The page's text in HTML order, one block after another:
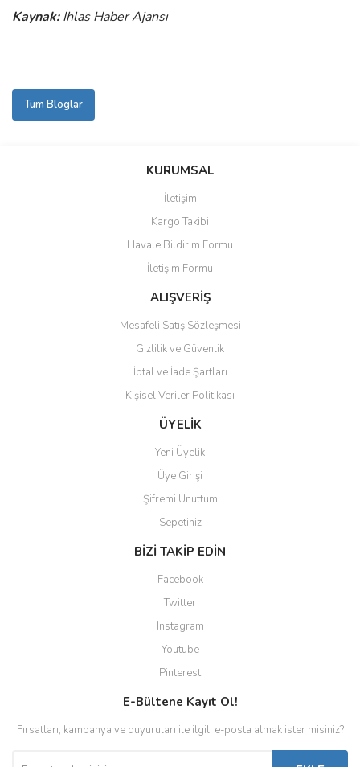
Kaynak:İhlas Haber Ajansı
Tüm Bloglar
KURUMSAL
İletişim
Kargo Takibi
Havale Bildirim Formu
İletişim Formu
ALIŞVERİŞ
Mesafeli Satış Sözleşmesi
Gizlilik ve Güvenlik
İptal ve İade Şartları
Kişisel Veriler Politikası
ÜYELİK
Yeni Üyelik
Üye Girişi
Şifremi Unuttum
Sepetiniz
BİZİ TAKİP EDİN
Facebook
Twitter
Instagram
Youtube
Pinterest
E-Bültene Kayıt Ol!
Fırsatları, kampanya ve duyuruları ile ilgili e-posta almak ister misiniz?